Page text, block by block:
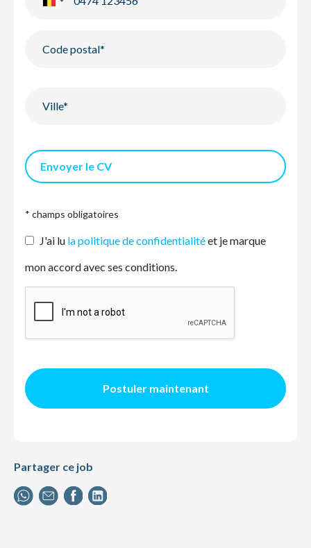
Envoyer le CV
* champs obligatoires
J'ai lu la politique de confidentialitéet je marque
mon accord avec ses conditions.
Postuler maintenant
Partager ce job